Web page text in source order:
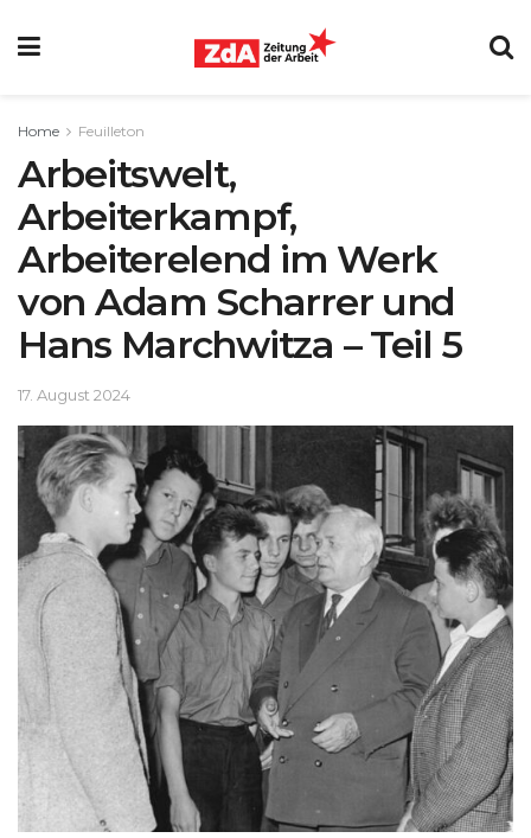
Home Feuilleton
Arbeitswelt,
Arbeiterkampf,
Arbeiterelend im Werk
von Adam Scharrer und
Hans Marchwitza – Teil 5
17. August 2024